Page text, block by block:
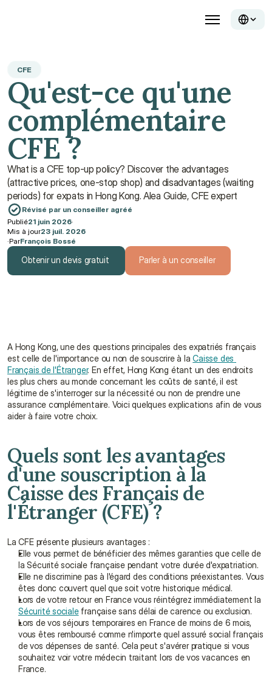
CFE
Qu'est-ce qu'une
complémentaire
CFE ?
What is a CFE top-up policy? Discover the advantages
(attractive prices, one-stop shop) and disadvantages (waiting
periods) for expats in Hong Kong. Alea Guide, CFE expert
Révisé par un conseiller agréé
Publié21 juin 2026·
Mis à jour23 juil. 2026
·ParFrançois Bossé
Obtenir un devis gratuit Parler à un conseiller
A Hong Kong, une des questions principales des expatriés français
est celle de l'importance ou non de souscrire à la Caisse des
Français de l'Étranger. En effet, Hong Kong étant un des endroits
les plus chers au monde concernant les coûts de santé, il est
légitime de s'interroger sur la nécessité ou non de prendre une
assurance complémentaire. Voici quelques explications afin de vous
aider à faire votre choix.
Quels sont les avantages
d'une souscription à la
Caisse des Français de
l'Étranger (CFE) ?
La CFE présente plusieurs avantages :
Elle vous permet de bénéficier des mêmes garanties que celle de
la Sécurité sociale française pendant votre durée d'expatriation.
Elle ne discrimine pas à l'égard des conditions préexistantes. Vous
êtes donc couvert quel que soit votre historique médical.
Sécurité sociale française sans délai de carence ou exclusion.
Lors de vos séjours temporaires en France de moins de 6 mois,
vous êtes remboursé comme n'importe quel assuré social français
de vos dépenses de santé. Cela peut s'avérer pratique si vous
souhaitez voir votre médecin traitant lors de vos vacances en
France.